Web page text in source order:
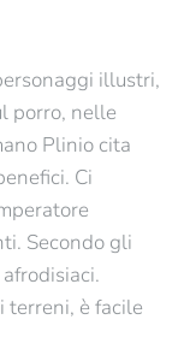
illustri,
porro, nelle
Plinio cita
Ci
Secondo gli
terreni, è facile